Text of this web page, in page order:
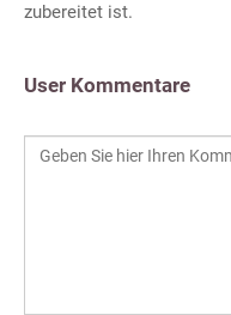
zubereitet ist.
User Kommentare